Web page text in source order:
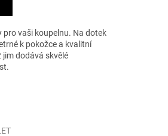
vaši koupelnu. Na dotek
k pokožce a kvalitní
dodává skvělé